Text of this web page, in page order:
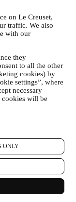
on Le Creuset,
traffic. We also
with our
they
to all the other
cookies) by
settings”, where
necessary
cookies will be
ONLY
à cet effet des
aider dans le
traitement est basé
de
peut être
en utilisant les
(par
vous pouvez
mettre fin à
.
meilleurs délais, mais
vous receviez
jusqu'à ce que
traitée.Veuillez garder
ne vendons pas vos
à d’autres sociétés